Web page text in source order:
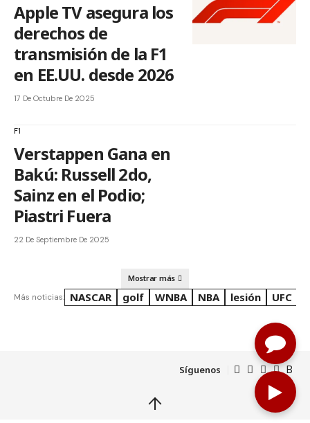
Apple TV asegura los
derechos de
transmisión de la F1
en EE.UU. desde 2026
17 De Octubre De 2025
F1
Verstappen Gana en
Bakú: Russell 2do,
Sainz en el Podio;
Piastri Fuera
22 De Septiembre De 2025
Mostrar más
Más noticias: NASCAR golf WNBA NBA lesión UFC
Síguenos
↑